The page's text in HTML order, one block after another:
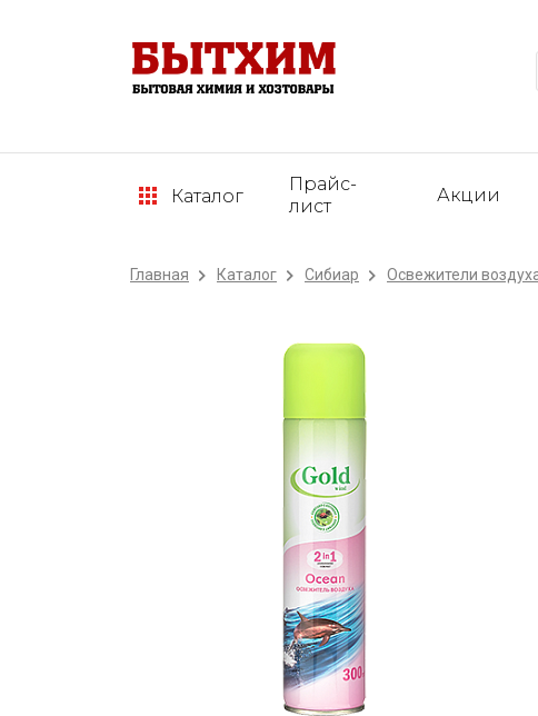
Каталог
Прайс-
лист
Акции
Главная Каталог Сибиар Освежители